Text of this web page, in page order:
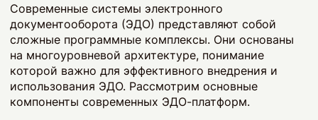
Современные системы электронного
документооборота (ЭДО) представляют собой
сложные программные комплексы. Они основаны
на многоуровневой архитектуре, понимание
которой важно для эффективного внедрения и
использования ЭДО. Рассмотрим основные
компоненты современных ЭДО-платформ.